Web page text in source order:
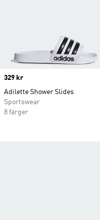
Price
329 kr
Adilette Shower Slides
Sportswear
8 färger